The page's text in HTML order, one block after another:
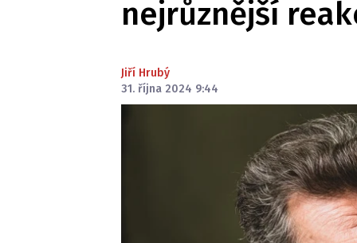
nejrůznější
Jiří Hrubý
31. října 2024 9:44